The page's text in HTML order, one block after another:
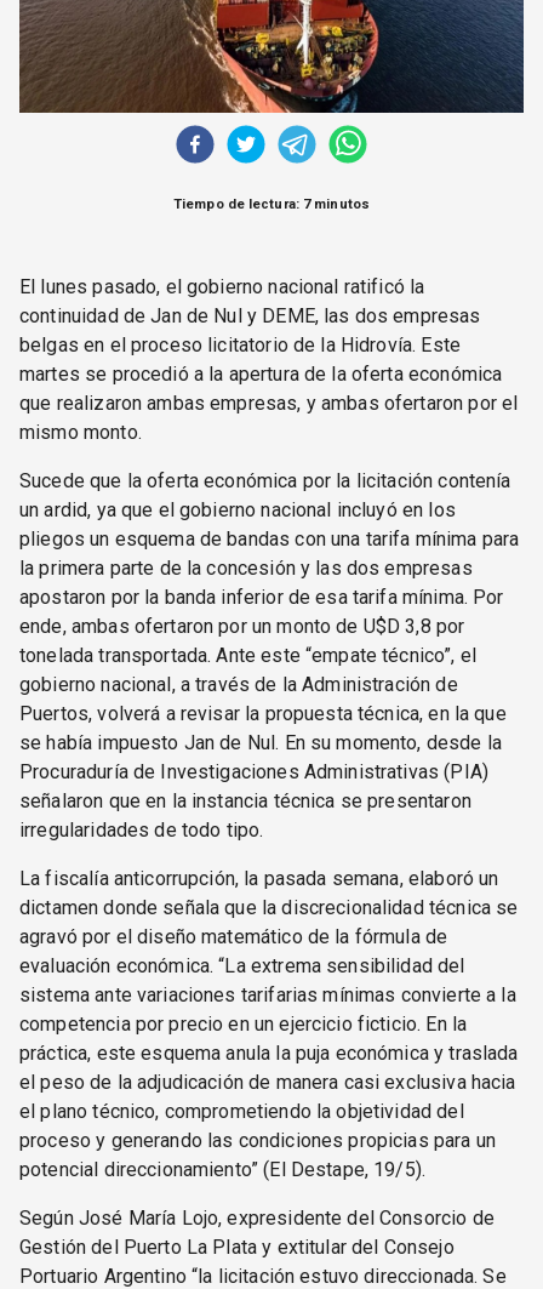
Tiempo de lectura: 7 minutos
El lunes pasado, el gobierno nacional ratificó la
continuidad de Jan de Nul y DEME, las dos empresas
belgas en el proceso licitatorio de la Hidrovía. Este
martes se procedió a la apertura de la oferta económica
que realizaron ambas empresas, y ambas ofertaron por el
mismo monto.
Sucede que la oferta económica por la licitación contenía
un ardid, ya que el gobierno nacional incluyó en los
pliegos un esquema de bandas con una tarifa mínima para
la primera parte de la concesión y las dos empresas
apostaron por la banda inferior de esa tarifa mínima. Por
ende, ambas ofertaron por un monto de U$D 3,8 por
tonelada transportada. Ante este “empate técnico”, el
gobierno nacional, a través de la Administración de
Puertos, volverá a revisar la propuesta técnica, en la que
se había impuesto Jan de Nul. En su momento, desde la
Procuraduría de Investigaciones Administrativas (PIA)
señalaron que en la instancia técnica se presentaron
irregularidades de todo tipo.
La fiscalía anticorrupción, la pasada semana, elaboró un
dictamen donde señala que la discrecionalidad técnica se
agravó por el diseño matemático de la fórmula de
evaluación económica. “La extrema sensibilidad del
sistema ante variaciones tarifarias mínimas convierte a la
competencia por precio en un ejercicio ficticio. En la
práctica, este esquema anula la puja económica y traslada
el peso de la adjudicación de manera casi exclusiva hacia
el plano técnico, comprometiendo la objetividad del
proceso y generando las condiciones propicias para un
potencial direccionamiento” (El Destape, 19/5).
Según José María Lojo, expresidente del Consorcio de
Gestión del Puerto La Plata y extitular del Consejo
Portuario Argentino “la licitación estuvo direccionada. Se